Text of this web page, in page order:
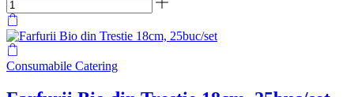
Consumabile Catering